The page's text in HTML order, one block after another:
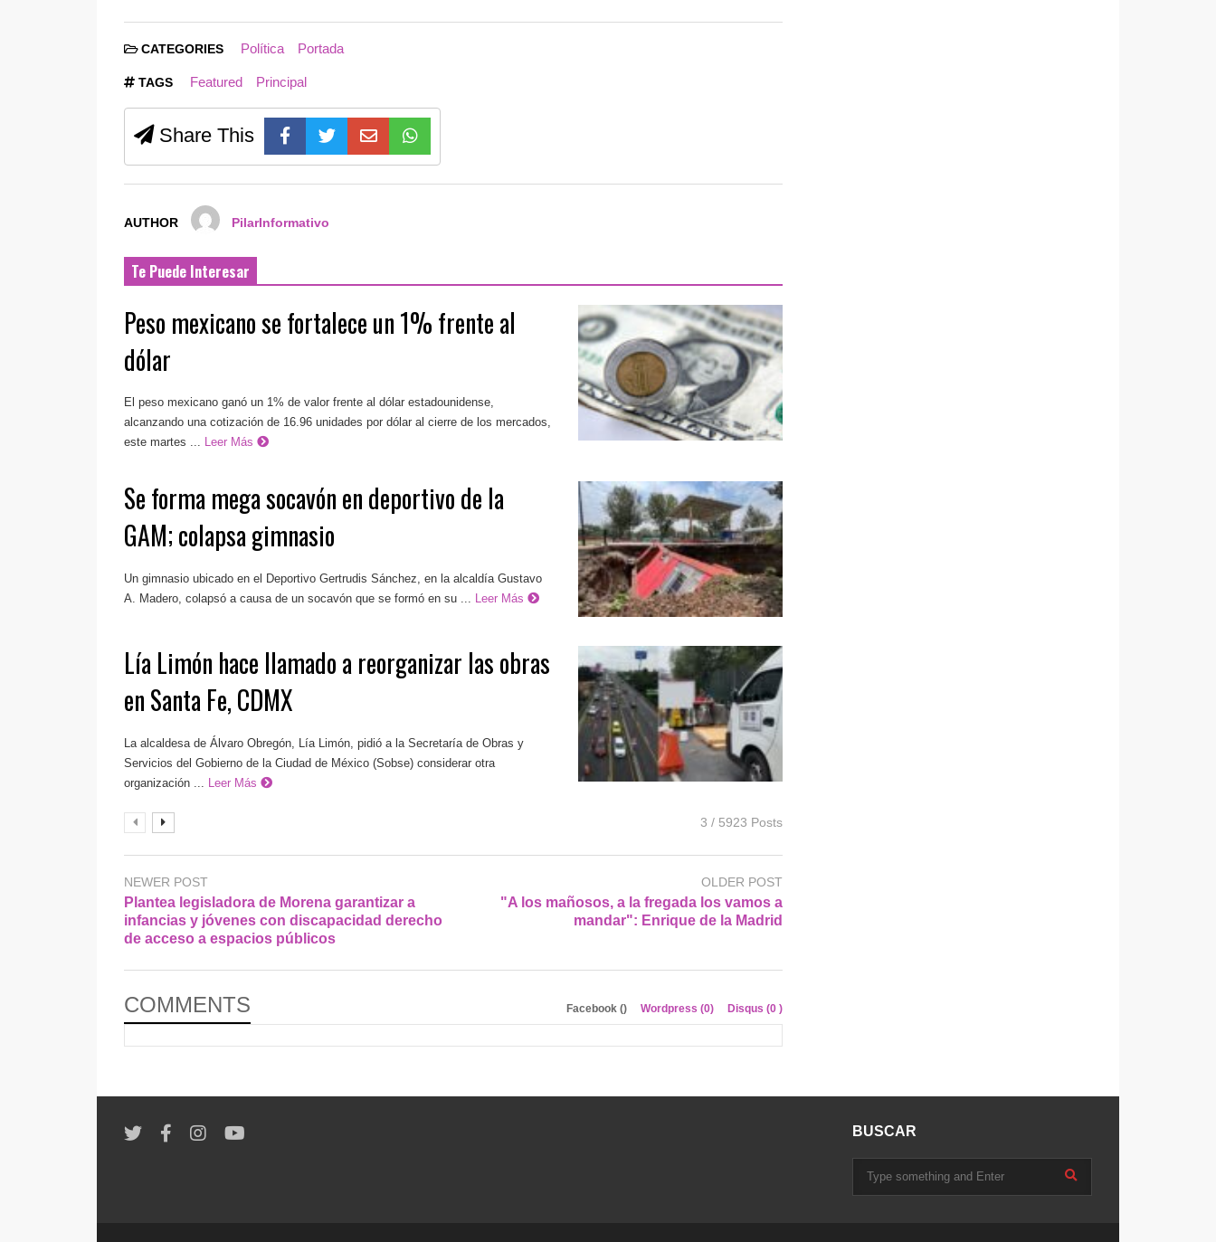
CATEGORIES Política Portada
TAGS Featured Principal
Share This
AUTHOR PilarInformativo
Te Puede Interesar
Peso mexicano se fortalece un 1% frente al
dólar
El peso mexicano ganó un 1% de valor frente al dólar estadounidense,
alcanzando una cotización de 16.96 unidades por dólar al cierre de los mercados,
este martes ... Leer Más
Se forma mega socavón en deportivo de la
GAM; colapsa gimnasio
Un gimnasio ubicado en el Deportivo Gertrudis Sánchez, en la alcaldía Gustavo
A. Madero, colapsó a causa de un socavón que se formó en su ... Leer Más
Lía Limón hace llamado a reorganizar las obras
en Santa Fe, CDMX
La alcaldesa de Álvaro Obregón, Lía Limón, pidió a la Secretaría de Obras y
Servicios del Gobierno de la Ciudad de México (Sobse) considerar otra
organización ...
Leer Más
3 / 5923 Posts
NEWER POST
Plantea legisladora de Morena garantizar a
infancias y jóvenes con discapacidad derecho
de acceso a espacios públicos
OLDER POST
"A los mañosos, a la fregada los vamos a
mandar": Enrique de la Madrid
COMMENTS Facebook () Wordpress (0) Disqus (0 )
BUSCAR